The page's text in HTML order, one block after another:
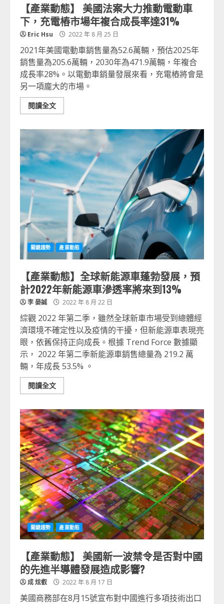
【產業動態】 美國法案大力推動電動車
下，充電樁市場年複合成長率達31%
Eric Hsu 2022 年 8 月 25 日
2021年美國電動車銷售量為52.6萬輛，預估2025年
銷售量為205.6萬輛，2030年為471.9萬輛，年複合
成長率28%。以電動車銷量發展來看，充電樁將會是
另一項龐大的市場。
閱讀全文
關鍵趨勢 產業動態
【產業動態】全球新能源車蓬勃發展，預
計2022年新能源車滲透率將來到13%
李 晏誠 2022 年 8 月 22 日
綜觀 2022 年第二季，雖然全球新車市場受到總體經
濟環境不確定性以及疫情的干擾，但新能源車表現亮
眼，依舊保持正向成長。根據 Trend Force 數據顯
示， 2022 年第二季新能源車銷售總量為 219.2 萬
輛，年成長 53.5% 。
閱讀全文
關鍵趨勢 產業動態
【產業動態】 美國新一波禁令是否對中國
的先進半導體發展造成影響?
成 炫叡 2022 年 8 月 17 日
美國商務部在8月15號宣布對中國進行多項技術出口